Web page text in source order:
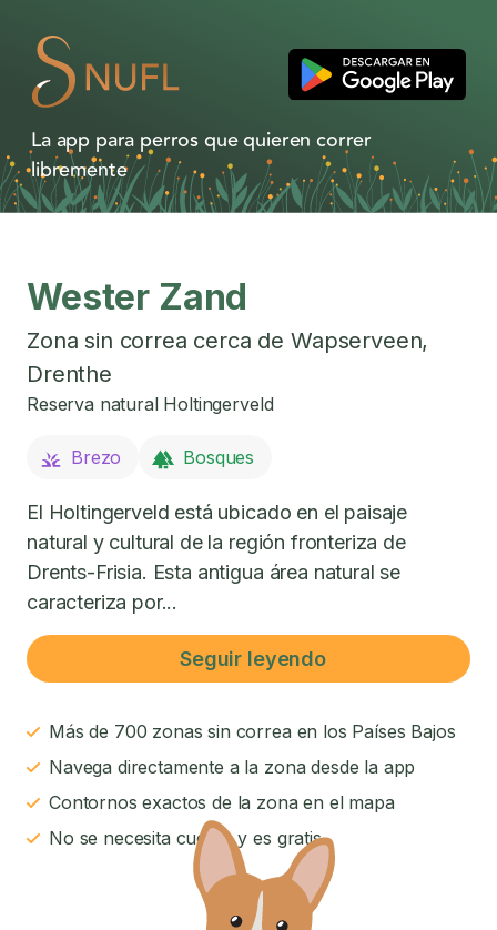
La app para perros que quieren correr
libremente
Wester Zand
Zona sin correa cerca de Wapserveen,
Drenthe
Reserva natural Holtingerveld
Brezo Bosques
El Holtingerveld está ubicado en el paisaje
natural y cultural de la región fronteriza de
Drents-Frisia. Esta antigua área natural se
caracteriza por...
Seguir leyendo
Más de 700 zonas sin correa en los Países Bajos
Navega directamente a la zona desde la app
Contornos exactos de la zona en el mapa
No se necesita cuenta y es gratis